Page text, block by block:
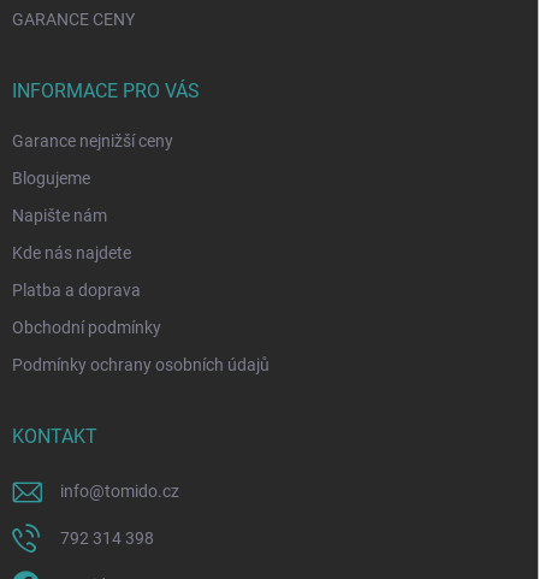
GARANCE CENY
INFORMACE PRO VÁS
Garance nejnižší ceny
Blogujeme
Napište nám
Kde nás najdete
Platba a doprava
Obchodní podmínky
Podmínky ochrany osobních údajů
KONTAKT
info@tomido.cz
792 314 398